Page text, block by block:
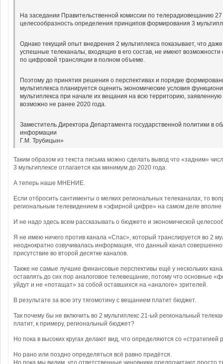
На заседании Правительственной комиссии по телерадиовещанию 27
целесообразность определения принципов формирования 3
Однако текущий опыт внедрения 2 мультиплекса показывает, что
успешные телеканалы, входящие в его состав, не имеют возможности
по цифровой трансляции в полном объеме.
Поэтому до принятия решения о перспективах и порядке
мультиплекса планируется оценить экономические условия
мультиплекса при начале их вещания на всю территорию, заявленную
возможно не ранее 2020 года.
Заместитель Директора Департамента государственной политики в
информации
Г.М. Трубицын»
Таким образом из текста письма можно сделать вывод что «задним»
3 мультиплексе отлагается как минимум до 2020 года.
А теперь наше МНЕНИЕ.
Если отбросить сантименты о мелких региональных телеканалах, то
региональным телевидением в «эфирной цифре» на самом деле
И не надо здесь всем рассказывать о бюджете и экономической
Я не имею ничего против канала «Спас», который транслируется во 2
неоднократно озвучивалась информация, что данный канал совершенно
присутствие во второй десятке каналов.
Также не самые лучшие финансовые перспективы ещё у нескольких
оставлять до сих пор аналоговое телевещание, потому что основные
уйдут и не «потащат» за собой оставшихся на «аналоге» зрителей.
В результате за всю эту тягомотину с вещанием платит бюджет.
Так почему бы не включить во 2 мультиплекс 21-ый региональный
платит, к примеру, региональный бюджет?
Но пока в высоких кругах делают вид, что определяются со «стратегией
Но рано или поздно определяться всё равно придётся.
Но пока мы видим, что ответственные чиновники предпочитают просто